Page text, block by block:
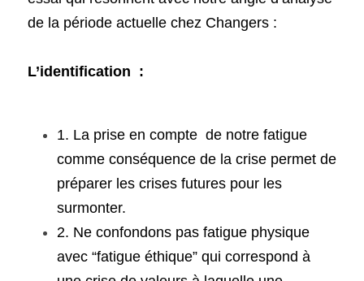
de la période actuelle chez Changers :
L’identification  :
1. La prise en compte  de notre fatigue
comme conséquence de la crise permet de
préparer les crises futures pour les
surmonter.
2. Ne confondons pas fatigue physique
avec “fatigue éthique” qui correspond à